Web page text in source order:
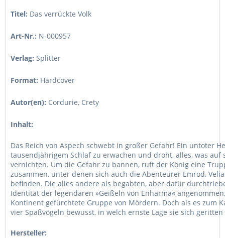
Titel: Das verrückte Volk
Art-Nr.: N-000957
Verlag: Splitter
Format: Hardcover
Autor(en): Cordurie, Crety
Inhalt:
Das Reich von Aspech schwebt in großer Gefahr! Ein untoter
tausendjährigem Schlaf zu erwachen und droht, alles, was auf
vernichten. Um die Gefahr zu bannen, ruft der König eine
zusammen, unter denen sich auch die Abenteurer Emrod,
befinden. Die alles andere als begabten, aber dafür
Identität der legendären »Geißeln von Enharma«
Kontinent gefürchtete Gruppe von Mördern. Doch als es zum
vier Spaßvögeln bewusst, in welch ernste Lage sie sich
Hersteller: